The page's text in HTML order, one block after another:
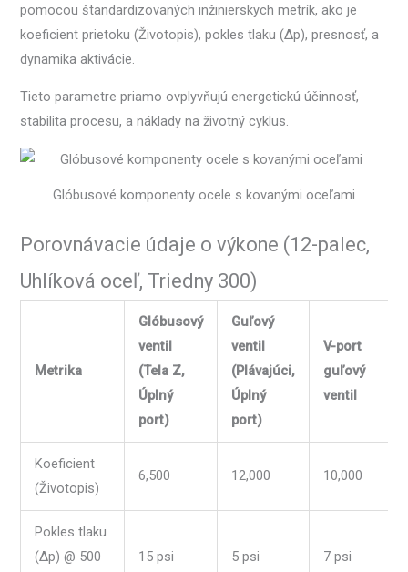
pomocou štandardizovaných inžinierskych metrík, ako je
koeficient prietoku (Životopis), pokles tlaku (Δp), presnosť, a
dynamika aktivácie.
Tieto parametre priamo ovplyvňujú energetickú účinnosť,
stabilita procesu, a náklady na životný cyklus.
Glóbusové komponenty ocele s kovanými oceľami
Porovnávacie údaje o výkone (12-palec,
Uhlíková oceľ, Triedny 300)
Metrika
Glóbusový
ventil
(Tela Z,
Úplný
port)
Guľový
ventil
(Plávajúci,
Úplný
port)
V-port
guľový
ventil
Koeficient
(Životopis)
6,500 12,000 10,000
Pokles tlaku
(Δp) @ 500
15 psi 5 psi 7 psi